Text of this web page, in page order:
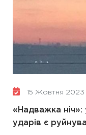
15 Жовтня 2023
«Надважка ніч»:
ударів є